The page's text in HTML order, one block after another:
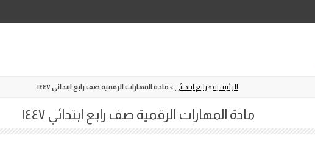
الرئيسية » رابع ابتدائي » مادة المهارات الرقمية صف رابع ابتدائي ١٤٤٧
مادة المهارات الرقمية صف رابع ابتدائي ١٤٤٧